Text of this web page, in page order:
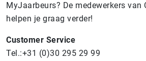
MyJaarbeurs? De medewerkers van
helpen je graag verder!
Customer Service
Tel.:+31 (0)30 295 29 99